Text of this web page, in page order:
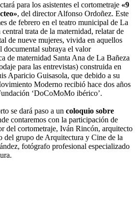
para los asistentes el cortometraje «9
, del director Alfonso Ordoñez. Este
de febrero en el teatro municipal de La
trata de la maternidad, relatar de
de nueve mujeres, vivida en aquellos
documental subraya el valor
de maternidad Santa Ana de La Bañeza
para las entrevistas) construida en
Aparicio Guisasola, que debido a su
Moderno recibió hace dos años
‘DoCoMoMo ibérico’.
se dará paso a un coloquio sobre
contaremos con la participación de
del cortometraje, Iván Rincón, arquitecto
del grupo de Arquitectura y Cine de la
fotógrafo profesional especializado